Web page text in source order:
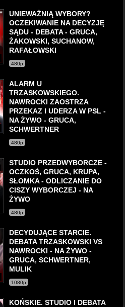
UNIEWAŻNIĄ WYBORY?
OCZEKIWANIE NA DECYZJĘ
SĄDU - DEBATA - GRUCA,
ŻAKOWSKI, SUCHANOW,
RAFAŁOWSKI
480p
ALARM U
TRZASKOWSKIEGO.
NAWROCKI ZAOSTRZA
PRZEKAZ I UDERZA W PSL -
NA ŻYWO - GRUCA,
SCHWERTNER
480p
STUDIO PRZEDWYBORCZE -
OCZKOŚ, GRUCA, KRUPA,
SŁOMKA - ODLICZANIE DO
CISZY WYBORCZEJ - NA
ŻYWO
480p
DECYDUJĄCE STARCIE.
DEBATA TRZASKOWSKI VS
NAWROCKI - NA ŻYWO -
GRUCA, SCHWERTNER,
MULIK
1080p
KOŃSKIE. STUDIO I DEBATA